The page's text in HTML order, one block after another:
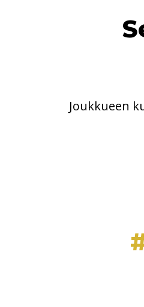
Joukkueen